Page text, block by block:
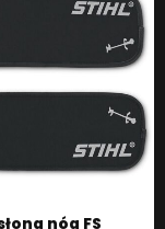
nóg FS